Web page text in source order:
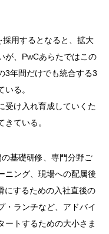
用するとなると、拡大
、 PwCあらたではこの
3年間だけでも統合する3
る。
受け入れ育成していくた
ている。
の基礎研修、専門分野ご
ニング、現場への配属後
にするための入社直後の
・ランチなど、アドバイ
ートするための大小さま